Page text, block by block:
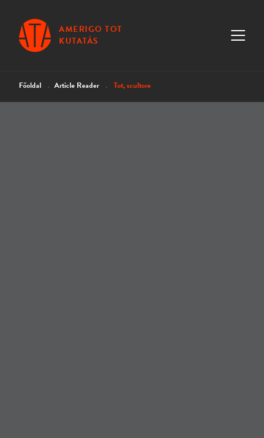
AMERIGO TOT
KUTATÁS
Főoldal Article Reader Tot, scultore